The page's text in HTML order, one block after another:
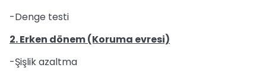
-Denge testi
2. Erken dönem (Koruma evresi)
-Şişlik azaltma